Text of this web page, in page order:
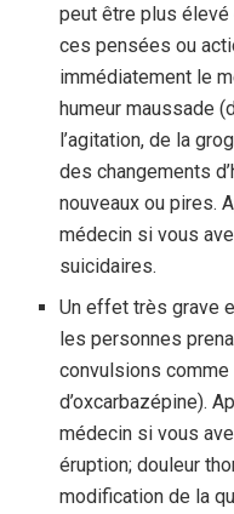
peut être plus
ces pensées ou
immédiatement le
humeur maussade
l’agitation, de la
des changements
nouveaux ou pires.
médecin si vous
suicidaires.
Un effet très grave
les personnes
convulsions
d’oxcarbazépine).
médecin si vous
éruption; douleur
modification de la